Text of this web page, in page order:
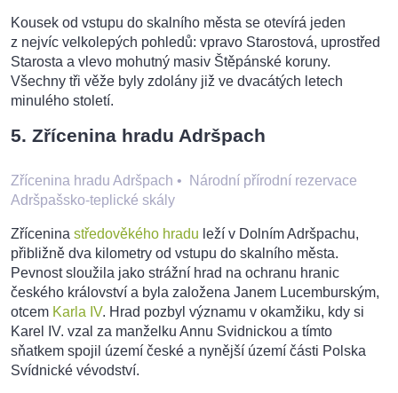
Kousek od vstupu do skalního města se otevírá jeden
z nejvíc velkolepých pohledů: vpravo Starostová, uprostřed
Starosta a vlevo mohutný masiv Štěpánské koruny.
Všechny tři věže byly zdolány již ve dvacátých letech
minulého století.
5. Zřícenina hradu Adršpach
Zřícenina hradu Adršpach •
Národní přírodní rezervace
Adršpašsko-teplické skály
Zřícenina středověkého hradu leží v Dolním Adršpachu,
přibližně dva kilometry od vstupu do skalního města.
Pevnost sloužila jako strážní hrad na ochranu hranic
českého království a byla založena Janem Lucemburským,
otcem Karla IV. Hrad pozbyl významu v okamžiku, kdy si
Karel IV. vzal za manželku Annu Svidnickou a tímto
sňatkem spojil území české a nynější území části Polska
Svídnické vévodství.